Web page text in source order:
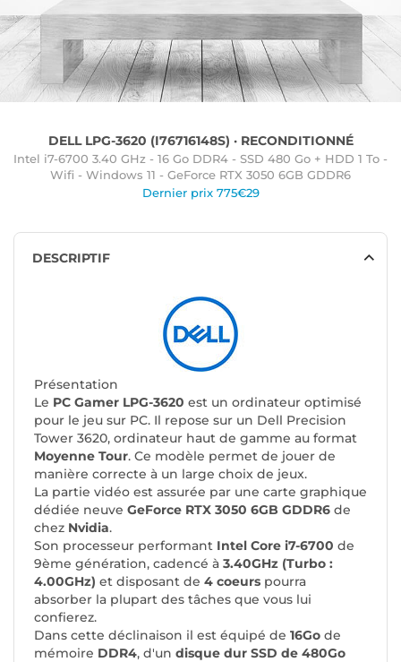
DELL LPG-3620 (I76716148S) · RECONDITIONNÉ
Intel i7-6700 3.40 GHz - 16 Go DDR4 - SSD 480 Go + HDD 1 To -
Wifi - Windows 11 - GeForce RTX 3050 6GB GDDR6
Dernier prix 775€29
DESCRIPTIF
Présentation
Le PC Gamer LPG-3620 est un ordinateur optimisé
pour le jeu sur PC. Il repose sur un Dell Precision
Tower 3620, ordinateur haut de gamme au format
Moyenne Tour. Ce modèle permet de jouer de
manière correcte à un large choix de jeux.
La partie vidéo est assurée par une carte graphique
dédiée neuve GeForce RTX 3050 6GB GDDR6 de
chez Nvidia.
Son processeur performant Intel Core i7-6700 de
9ème génération, cadencé à 3.40GHz (Turbo :
4.00GHz) et disposant de 4 coeurs pourra
absorber la plupart des tâches que vous lui
confierez.
Dans cette déclinaison il est équipé de 16Go de
mémoire DDR4, d'un disque dur SSD de 480Go